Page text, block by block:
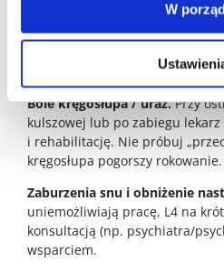
W
Infekcje i choroby zakaźne.
bóle mięśni czy dodatni test –
zyskujesz czas na leczenie.
Bóle kręgosłupa / uraz.Przy
kulszowej lub po zabiegu
i rehabilitację. Nie próbuj
kręgosłupa pogorszy rokowanie.
Zaburzenia snu i obniżenie
uniemożliwiają pracę, L4 na
konsultacją (np. psychiatra/
wsparciem.